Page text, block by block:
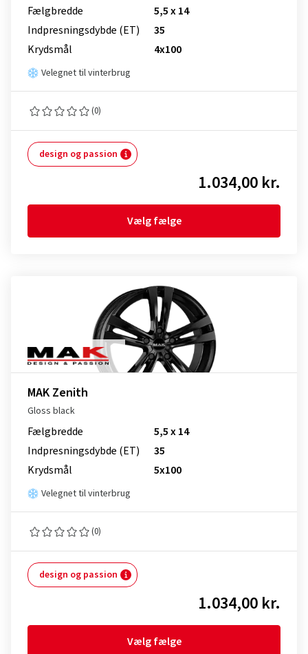
Fælgbredde
5,5 x 14
Indpresnings­dybde (ET)
35
Krydsmål
4x100
Velegnet til vinterbrug
(0)
design og passion
1.034,00 kr.
Vælg fælge
MAK Zenith
Gloss black
Fælgbredde
5,5 x 14
Indpresnings­dybde (ET)
35
Krydsmål
5x100
Velegnet til vinterbrug
(0)
design og passion
1.034,00 kr.
Vælg fælge